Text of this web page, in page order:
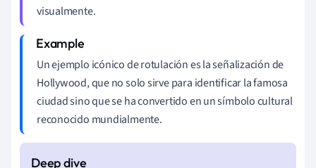
visualmente.
Un ejemplo icónico de rotulación es la señalización de
Hollywood, que no solo sirve para identificar la famosa
ciudad sino que se ha convertido en un símbolo cultural
reconocido mundialmente.